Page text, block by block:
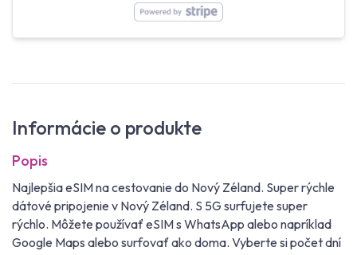
Informácie o produkte
Popis
Najlepšia eSIM na cestovanie do Nový Zéland. Super rýchle
dátové pripojenie v Nový Zéland. S 5G surfujete super
rýchlo. Môžete používať eSIM s WhatsApp alebo napríklad
Google Maps alebo surfovať ako doma. Vyberte si počet dní